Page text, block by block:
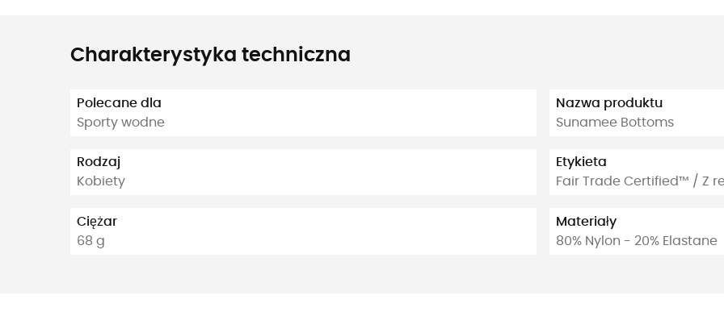
Charakterystyka techniczna
Polecane dla
Sporty wodne
Rodzaj
Kobiety
Ciężar
68 g
Nazwa produktu
Sunamee Bottoms
Etykieta
Fair Trade Certified™ / Z
Materiały
80% Nylon - 20% Elastane